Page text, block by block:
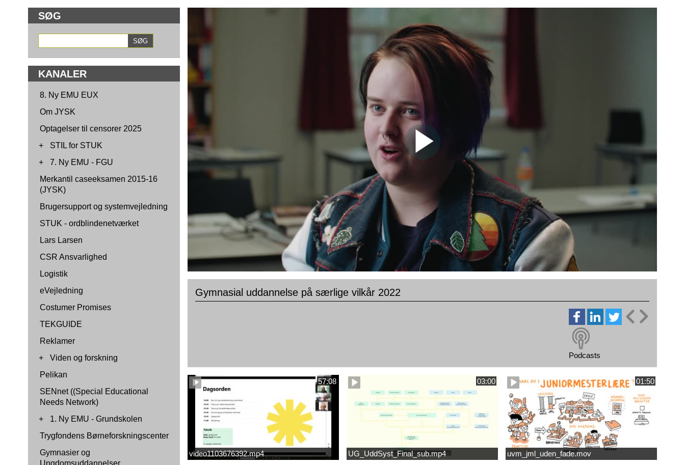
SØG
KANALER
8. Ny EMU EUX
Om JYSK
Optagelser til censorer 2025
+
STIL for STUK
+
7. Ny EMU - FGU
Merkantil caseeksamen 2015-16
(JYSK)
Brugersupport og systemvejledning
STUK - ordblindenetværket
Lars Larsen
CSR Ansvarlighed
Logistik
eVejledning
Costumer Promises
TEKGUIDE
Reklamer
+
Viden og forskning
Pelikan
SENnet ((Special Educational
Needs Network)
+
1. Ny EMU - Grundskolen
Trygfondens Børneforskningscenter
Gymnasier og
Ungdomsuddannelser
Gymnasial uddannelse på særlige vilkår 2022
Podcasts
57:08
video1103676392.mp4
03:00
UG_UddSyst_Final_sub.mp4
01:50
uvm_jml_uden_fade.mov